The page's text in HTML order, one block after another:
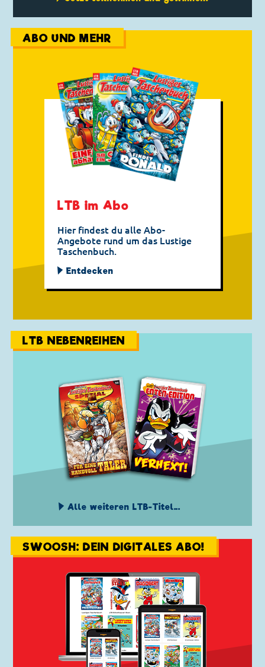
ABO UND MEHR
LTB im Abo
Hier findest du alle Abo-
Angebote rund um das Lustige
Taschenbuch.
Entdecken
LTB NEBENREIHEN
Alle weiteren LTB-Titel...
SWOOSH: DEIN DIGITALES ABO!